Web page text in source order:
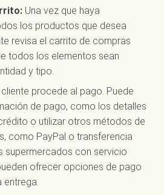
Una vez que haya
los productos que desea
revisa el carrito de compras
todos los elementos sean
y tipo.
cliente procede al pago. Puede
de pago, como los detalles
o utilizar otros métodos de
como PayPal o transferencia
supermercados con servicio
ofrecer opciones de pago